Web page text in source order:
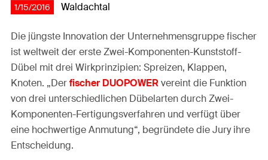
1/15/2016 Waldachtal
Die jüngste Innovation der Unternehmensgruppe fischer
ist weltweit der erste Zwei-Komponenten-Kunststoff-
Dübel mit drei Wirkprinzipien: Spreizen, Klappen,
Knoten. „Derfischer DUOPOWERvereint die Funktion
von drei unterschiedlichen Dübelarten durch Zwei-
Komponenten-Fertigungsverfahren und verfügt über
eine hochwertige Anmutung“, begründete die Jury ihre
Entscheidung.